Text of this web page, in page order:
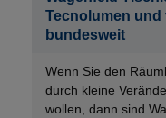
Tecnolumen und
bundesweit
Wenn Sie den
durch kleine
wollen, dann sind